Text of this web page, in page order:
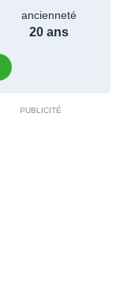
ancienneté
20 ans